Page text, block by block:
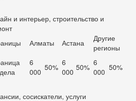
и интерьер, строительство и
Алматы Астана
Другие
регионы
6
000 50% 6
000 50% 6
000 50%
сосискатели, услуги